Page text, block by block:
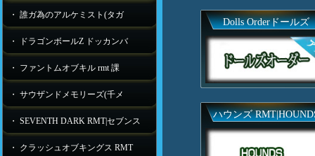
・ 誰ガ為のアルケミスト(タガ
・ ドラゴンボールZ ドッカンバ
・ ファントムオブキル rmt 課
・ サウザンドメモリーズ(千メ
・ SEVENTH DARK RMT|セブンス
・ クラッシュオブキングス RMT
Dolls Orderドールズ
ハウンズ